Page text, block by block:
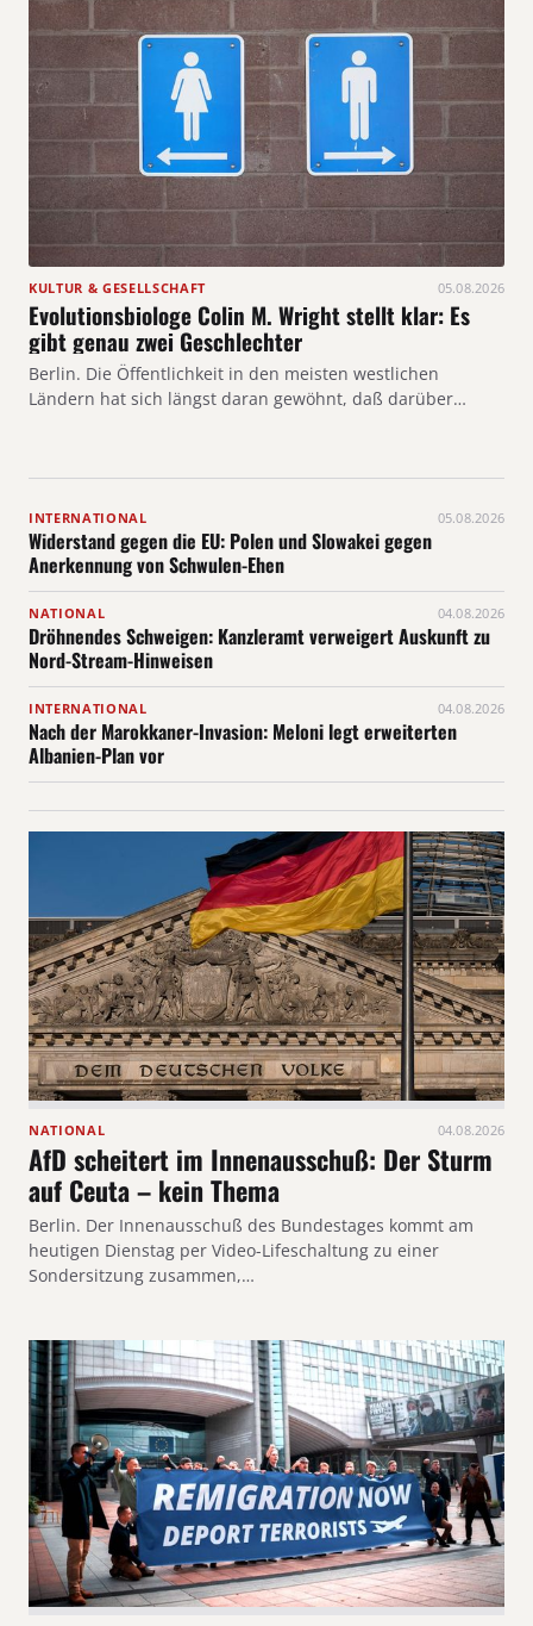
KULTUR & GESELLSCHAFT 05.08.2026
Evolutionsbiologe Colin M. Wright stellt klar: Es
gibt genau zwei Geschlechter
Berlin. Die Öffentlichkeit in den meisten westlichen
Ländern hat sich längst daran gewöhnt, daß darüber…
INTERNATIONAL 05.08.2026
Widerstand gegen die EU: Polen und Slowakei gegen
Anerkennung von Schwulen-Ehen
NATIONAL 04.08.2026
Dröhnendes Schweigen: Kanzleramt verweigert Auskunft zu
Nord-Stream-Hinweisen
INTERNATIONAL 04.08.2026
Nach der Marokkaner-Invasion: Meloni legt erweiterten
Albanien-Plan vor
NATIONAL 04.08.2026
AfD scheitert im Innenausschuß: Der Sturm
auf Ceuta – kein Thema
Berlin. Der Innenausschuß des Bundestages kommt am
heutigen Dienstag per Video-Lifeschaltung zu einer
Sondersitzung zusammen,…